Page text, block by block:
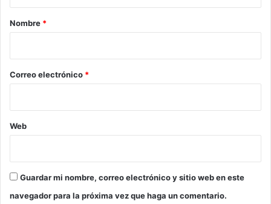
r
*
Nombre *
Correo electrónico *
Web
Guardar mi nombre, correo electrónico y sitio web en este
navegador para la próxima vez que haga un comentario.